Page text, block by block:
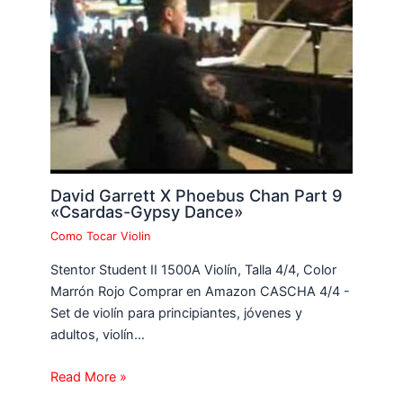
David Garrett X Phoebus Chan Part 9
«Csardas-Gypsy Dance»
Como Tocar Violin
Stentor Student II 1500A Violín, Talla 4/4, Color
Marrón Rojo Comprar en Amazon CASCHA 4/4 -
Set de violín para principiantes, jóvenes y
adultos, violín…
Read More »